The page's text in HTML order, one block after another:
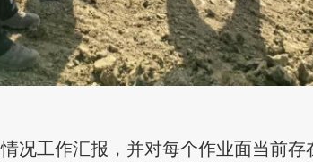
况工作汇报，并对每个作业面当前